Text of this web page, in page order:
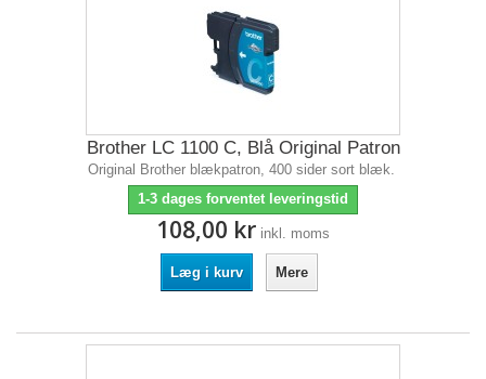
Brother LC 1100 C, Blå Original Patron
Original Brother blækpatron, 400 sider sort blæk.
1-3 dages forventet leveringstid
108,00 kr inkl. moms
Læg i kurv Mere